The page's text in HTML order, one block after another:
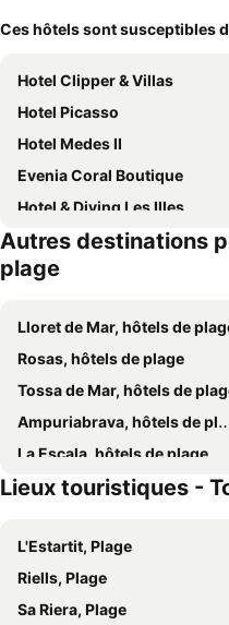
Ces hôtels sont susceptibles
Hotel Clipper & Villas
Hotel Picasso
Hotel Medes II
Evenia Coral Boutique
Hotel & Diving Les Illes
Can Miquel
Casas Golf Relax
Rallye Hotel
Hotel Bonaire
Hostal Empúries
Hostal Ses Negres
Villa Mercè Empúries
Hotel Spa Classic Begur
Hostal Ondina
Can Liret
Hotel Hostalillo
Autres destinations
plage
Lloret de Mar, hôtels de
Rosas, hôtels de plage
Tossa de Mar, hôtels de
Ampuriabrava, hôtels de plage
La Escala, hôtels de plage
Cadaqués, hôtels de plage
Calella de Palafrugell, hôtels de plage
Gerona, hôtels de plage
El Port de la Selva, hôtels de plage
Lieux touristiques -
L'Estartit, Plage
Riells, Plage
Sa Riera, Plage